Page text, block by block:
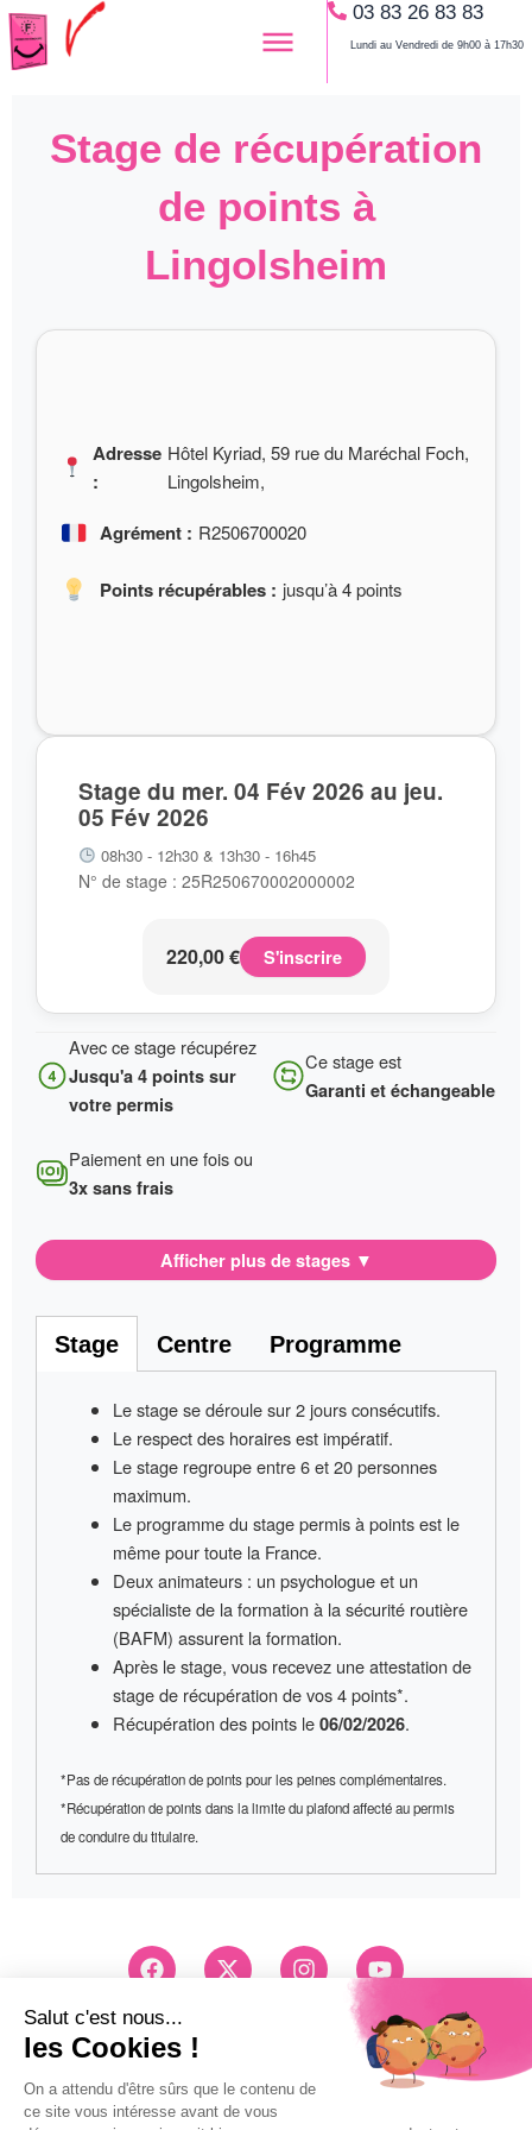
Aller
au
contenu
03 83 26 83 83
Lundi au Vendredi de 9h00 à 17h30
Stage de récupération
de points à
Lingolsheim
Adresse
:
Hôtel Kyriad, 59 rue du Maréchal Foch,
Lingolsheim,
Agrément : R2506700020
Points récupérables : jusqu’à 4 points
Stage du mer. 04 Fév 2026 au jeu.
05 Fév 2026
08h30 - 12h30 & 13h30 - 16h45
N° de stage : 25R250670002000002
220,00€ S'inscrire
Avec ce stage récupérez
Jusqu'a 4 points sur
votre permis
Ce stage est
Garanti et échangeable
Paiement en une fois ou
3x sans frais
Afficher plus de stages ▼
Stage Centre Programme
Le stage se déroule sur2 jours consécutifs.
Le respect des horaires est impératif.
Le stage regroupe entre6 et 20 personnes
maximum.
Le programme du stage permis à pointsest le
même pour toute la France.
Deux animateurs: un psychologue et un
spécialiste de la formation à la sécurité routière
(BAFM) assurent la formation.
Après le stage, vous recevez uneattestation de
stagede récupération de vos 4 points*.
Récupération des points le 06/02/2026.
*Pas de récupération de points pour les peines complémentaires.
*Récupération de points dans la limite du plafond affecté au permis
de conduire du titulaire.
F
a
e
b
o
k
X
-
t
e
I
n
r
Y
o
t
u
b
03 83 26 83 83
Pri d'un appel local